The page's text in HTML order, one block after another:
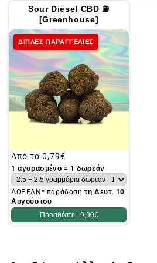
Sour Diesel CBD ⛽
[Greenhouse]
ΔΙΠΛΕΣ ΠΑΡΑΓΓΕΛΙΕΣ
Συνήθης
τιμή
Από το 0,79€
1 αγορασμένο = 1 δωρεάν
ΔΩΡΕΑΝ* παράδοσητη Δευτ. 10
Αυγούστου
Προσθέστε - 9,90€